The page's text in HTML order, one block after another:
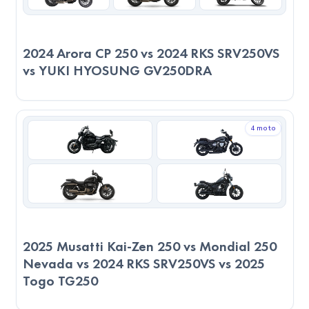
dakikadatamamlar. Bu mesafede3.7 litreyakıt tüketir ve
Ortalama 109 km/h hızla bu mesafeyi55 dakikada
2023 FALCON N 288, bu senaryoda daha hızlı ulaşım ve
daha düşük yakıt maliyeti ile avantajlı görünüyor.
Sonuç
Teknik Performans:
Puanlar girilmediği için sadece teknik verilere göre
Servis ve Parça Durumu:
2024 RKS SRV250VS, daha yaygın servis ağına sahip. Yedek
parça bulunabilirliği açısından büyük fark bulunmamaktadır.
2024 Arora CP 250 vs 2024 RKS SRV250VS
vs YUKI HYOSUNG GV250DRA
4 moto
2025 Musatti Kai-Zen 250 vs Mondial 250
Nevada vs 2024 RKS SRV250VS vs 2025
Togo TG250